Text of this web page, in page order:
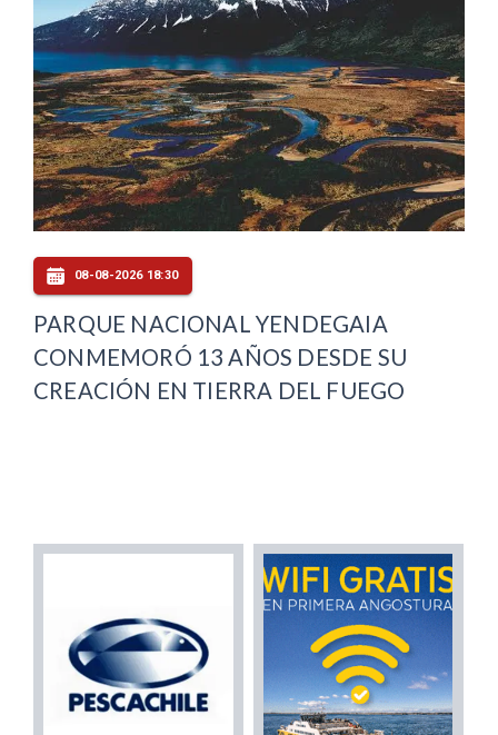
08-08-2026 18:30
PARQUE NACIONAL YENDEGAIA
CONMEMORÓ 13 AÑOS DESDE SU
CREACIÓN EN TIERRA DEL FUEGO